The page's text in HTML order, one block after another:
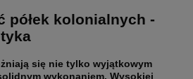
półek kolonialnych -
się nie tylko wyjątkowym
wykonaniem. Wysokiej